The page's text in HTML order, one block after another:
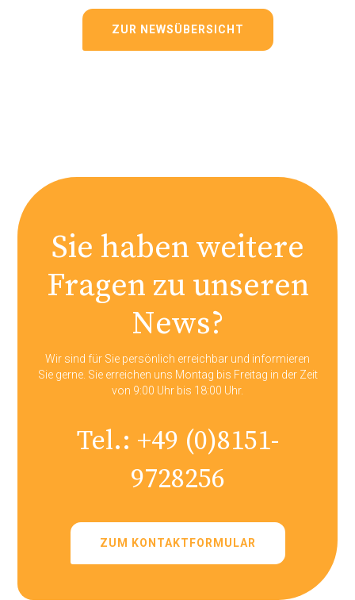
ZUR NEWSÜBERSICHT
Sie haben weitere
Fragen zu unseren
News?
Wir sind für Sie persönlich erreichbar und informieren
Sie gerne. Sie erreichen uns Montag bis Freitag in der Zeit
von 9:00 Uhr bis 18:00 Uhr.
Tel.: +49 (0)8151-
9728256
ZUM KONTAKTFORMULAR